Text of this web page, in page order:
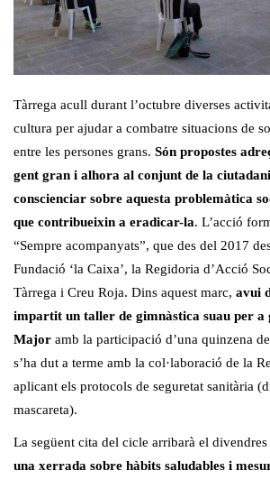
Tàrrega acull durant l’octubre diverses
cultura per ajudar a combatre situacions de
entre les persones grans. Són propostes
gent gran i alhora al conjunt de la
conscienciar sobre aquesta problemàtica
que contribueixin a eradicar-la. L’acció
“Sempre acompanyats”, que des del 2017
Fundació ‘la Caixa’, la Regidoria d’Acció
Tàrrega i Creu Roja. Dins aquest marc, avui
impartit un taller de gimnàstica suau per a
Major amb la participació d’una quinzena
s’ha dut a terme amb la col·laboració de la
aplicant els protocols de seguretat sanitària
mascareta).
La següent cita del cicle arribarà el divendres
una xerrada sobre hàbits saludables i